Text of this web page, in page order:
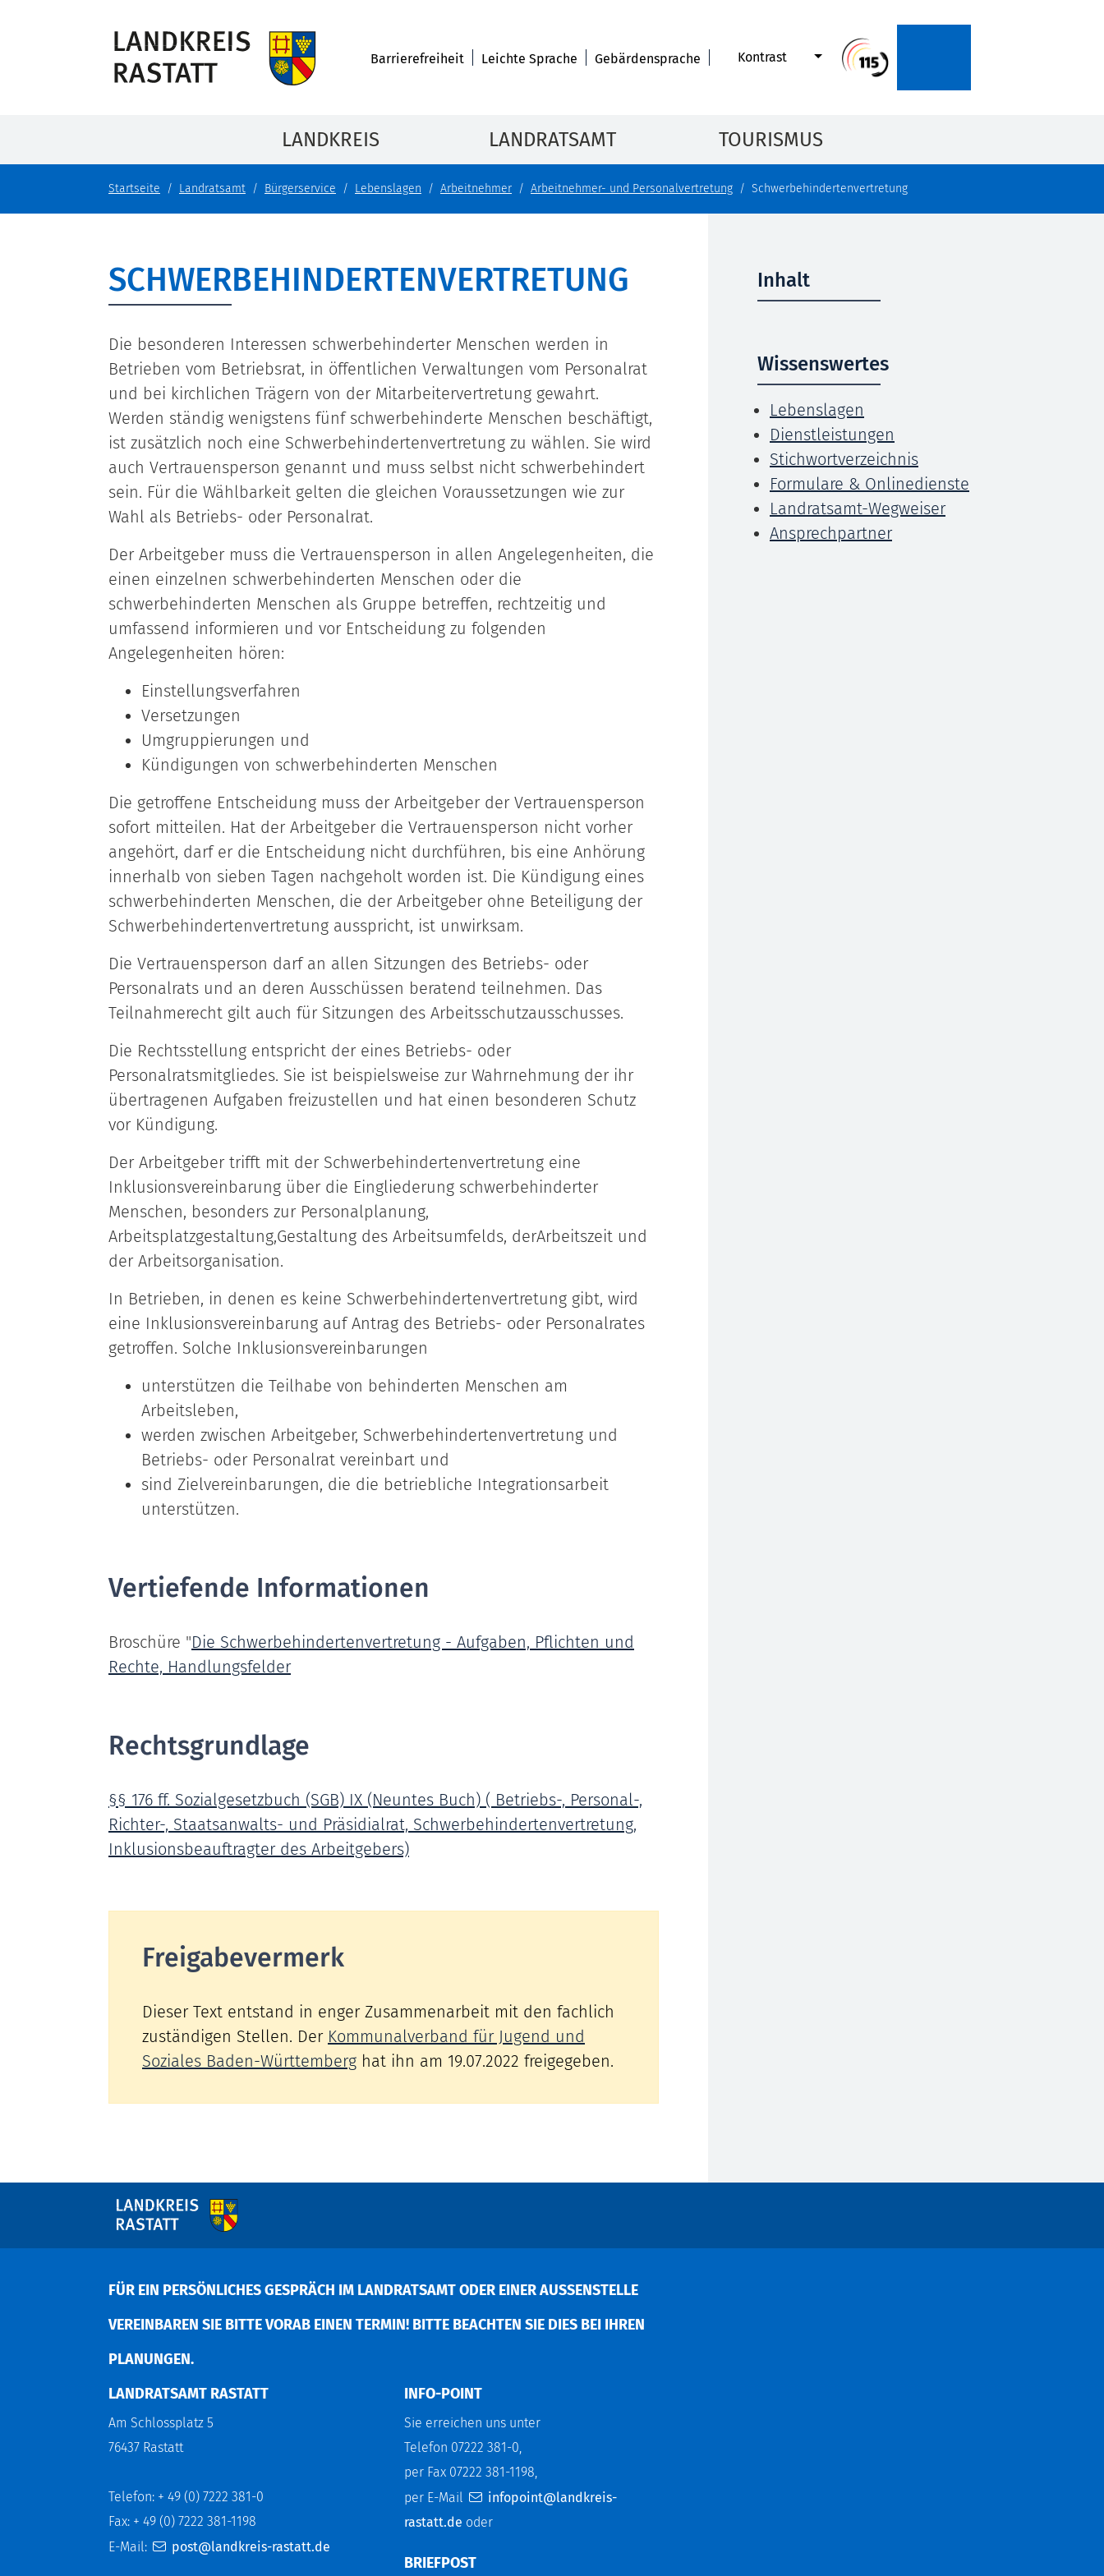
Barrierefreiheit Leichte Sprache Gebärdensprache Kontrast
LANDKREIS LANDRATSAMT TOURISMUS
Startseite Landratsamt Bürgerservice Lebenslagen Arbeitnehmer Arbeitnehmer- und Personalvertretung Schwerbehindertenvertretung
SCHWERBEHINDERTENVERTRETUNG
Die besonderen Interessen schwerbehinderter Menschen werden in
Betrieben vom Betriebsrat, in öffentlichen Verwaltungen vom Personalrat
und bei kirchlichen Trägern von der Mitarbeitervertretung gewahrt.
Werden ständig wenigstens fünf schwerbehinderte Menschen beschäftigt,
ist zusätzlich noch eine Schwerbehindertenvertretung zu wählen. Sie wird
auch Vertrauensperson genannt und muss selbst nicht schwerbehindert
sein. Für die Wählbarkeit gelten die gleichen Voraussetzungen wie zur
Wahl als Betriebs- oder Personalrat.
Der Arbeitgeber muss die Vertrauensperson in allen Angelegenheiten, die
einen einzelnen schwerbehinderten Menschen oder die
schwerbehinderten Menschen als Gruppe betreffen, rechtzeitig und
umfassend informieren und vor Entscheidung zu folgenden
Angelegenheiten hören:
Einstellungsverfahren
Versetzungen
Umgruppierungen und
Kündigungen von schwerbehinderten Menschen
Die getroffene Entscheidung muss der Arbeitgeber der Vertrauensperson
sofort mitteilen. Hat der Arbeitgeber die Vertrauensperson nicht vorher
angehört, darf er die Entscheidung nicht durchführen, bis eine Anhörung
innerhalb von sieben Tagen nachgeholt worden ist. Die Kündigung eines
schwerbehinderten Menschen, die der Arbeitgeber ohne Beteiligung der
Schwerbehindertenvertretung ausspricht, ist unwirksam.
Die Vertrauensperson darf an allen Sitzungen des Betriebs- oder
Personalrats und an deren Ausschüssen beratend teilnehmen. Das
Teilnahmerecht gilt auch für Sitzungen des Arbeitsschutzausschusses.
Die Rechtsstellung entspricht der eines Betriebs- oder
Personalratsmitgliedes. Sie ist beispielsweise zur Wahrnehmung der ihr
übertragenen Aufgaben freizustellen und hat einen besonderen Schutz
vor Kündigung.
Der Arbeitgeber trifft mit der Schwerbehindertenvertretung eine
Inklusionsvereinbarung über die Eingliederung schwerbehinderter
Menschen, besonders zur Personalplanung,
Arbeitsplatzgestaltung,Gestaltung des Arbeitsumfelds, derArbeitszeit und
der Arbeitsorganisation.
In Betrieben, in denen es keine Schwerbehindertenvertretung gibt, wird
eine Inklusionsvereinbarung auf Antrag des Betriebs- oder Personalrates
getroffen. Solche Inklusionsvereinbarungen
unterstützen die Teilhabe von behinderten Menschen am
Arbeitsleben,
werden zwischen Arbeitgeber, Schwerbehindertenvertretung und
Betriebs- oder Personalrat vereinbart und
sind Zielvereinbarungen, die die betriebliche Integrationsarbeit
unterstützen.
Vertiefende Informationen
Broschüre "Die Schwerbehindertenvertretung - Aufgaben, Pflichten und
Rechte, Handlungsfelder
Rechtsgrundlage
§§ 176 ff. Sozialgesetzbuch (SGB) IX (Neuntes Buch) ( Betriebs-, Personal-,
Richter-, Staatsanwalts- und Präsidialrat, Schwerbehindertenvertretung,
Inklusionsbeauftragter des Arbeitgebers)
Freigabevermerk
Dieser Text entstand in enger Zusammenarbeit mit den fachlich
zuständigen Stellen. Der Kommunalverband für Jugend und
Soziales Baden-Württemberg hat ihn am 19.07.2022 freigegeben.
Inhalt
Wissenswertes
Lebenslagen
Dienstleistungen
Stichwortverzeichnis
Formulare & Onlinedienste
Landratsamt-Wegweiser
Ansprechpartner
FÜR EIN PERSÖNLICHES GESPRÄCH IM LANDRATSAMT ODER EINER AUSSENSTELLE V
EREINBAREN SIE BITTE VORAB EINEN TERMIN! BITTE BEACHTEN SIE DIES BEI IHREN P
LANUNGEN.
LANDRATSAMT RASTATT
Am Schlossplatz 5
76437 Rastatt
Telefon: + 49 (0) 7222 381-0
Fax: + 49 (0) 7222 381-1198
E-Mail:
post@landkreis-rastatt.de
INFO-POINT
Sie erreichen uns unter
Telefon 07222 381-0,
per Fax 07222 381-1198,
per E-Mail
infopoint@landkreis-
rastatt.de oder
BRIEFPOST